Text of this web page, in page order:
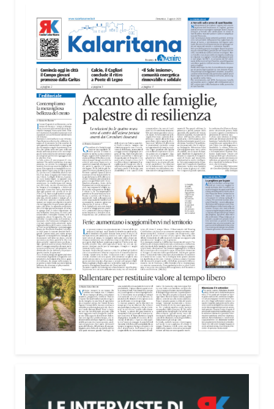
con disabilità nelle attività dell’OAMI al supporto nei
centri di accoglienza per migranti, dove
contribuiscono anche alla cura degli spazi comuni.
«Prendersi cura degli ambienti significa favorire
accoglienza e dignità», racconta Alessandro
Adimari.
Tra i partecipanti anche i seminaristi, impegnati
accanto agli anziani della casa di riposo Cristo Re.
«Un’esperienza di crescita umana e spirituale che
rafforza la vocazione al servizio», sottolinea
Cristiano Pani.
Il programma dedica spazio anche ai temi della
pace e della cooperazione nel Mediterraneo. Oggi
pomeriggio, alla Mediateca del Mediterraneo
(MEM), l’incontro con l’arcivescovo monsignor
Giuseppe Baturi ha approfondito il ruolo dei giovani
nella costruzione di ponti tra culture e popoli, con
un confronto inserito nel percorso “Cagliari Città
della Pace e del Mediterraneo”, progetto che
promuove il dialogo e la collaborazione tra le
libanese del Consiglio dei Giovani del
Mediterraneo della CEI: «Il campo è molto più di
un’esperienza di volontariato: è un’opportunità per